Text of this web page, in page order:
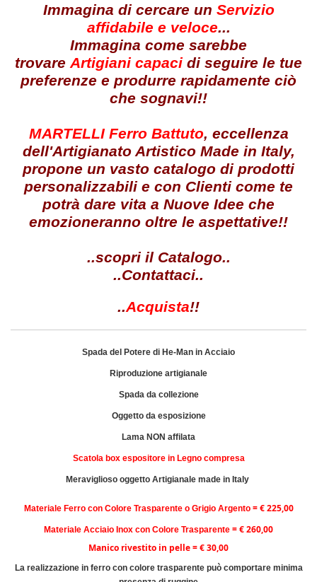
Immagina di cercare un Servizio
affidabile e veloce...
Immagina come sarebbe
trovare Artigiani capaci di seguire le tue
preferenze e produrre rapidamente ciò
che sognavi!!
MARTELLI Ferro Battuto, eccellenza
dell'Artigianato Artistico Made in Italy,
propone un vasto catalogo di prodotti
personalizzabili e con Clienti come te
potrà dare vita a Nuove Idee che
emozioneranno oltre le aspettative!!
..scopri il Catalogo..
..Contattaci..
..Acquista!!
Spada del Potere di He-Man in Acciaio
Riproduzione artigianale
Spada da collezione
Oggetto da esposizione
Lama NON affilata
Scatola box espositore in Legno compresa
Meraviglioso oggetto Artigianale made in Italy
Materiale Ferro con Colore Trasparente o Grigio Argento=€ 225,00
Materiale Acciaio Inox con Colore Trasparente =€ 260,00
Manico rivestito in pelle = € 30,00
La realizzazione in ferro con colore trasparente può comportare minima